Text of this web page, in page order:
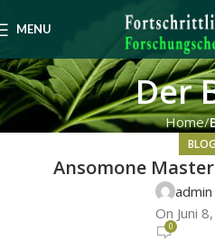
MENU
Der
Home
BLOG
Ansomone
admin
On Juni
0